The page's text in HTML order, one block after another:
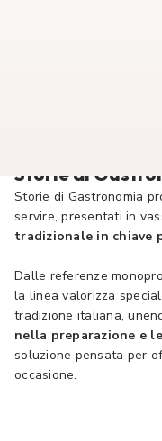
Storie di
Storie di Gastronomia
servire, presentati in
tradizionale in chiave
Dalle referenze
la linea valorizza
tradizione italiana,
nella preparazione e
soluzione pensata per
occasione.